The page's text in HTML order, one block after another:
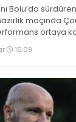
Bolu’da
maçında
ortaya
gollerle
16:09